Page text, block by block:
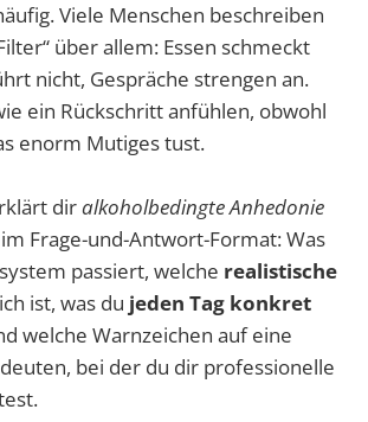
Viele Menschen beschreiben
über allem: Essen schmeckt
nicht, Gespräche strengen an.
ein Rückschritt anfühlen, obwohl
enorm Mutiges tust.
diralkoholbedingte Anhedonie
Frage-und-Antwort-Format: Was
passiert, welche realistische
ist, was du jeden Tag konkret
welche Warnzeichen auf eine
bei der du dir professionelle